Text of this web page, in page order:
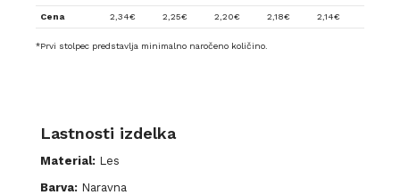
Cena 2,34€ 2,25€ 2,20€ 2,18€ 2,14€
*Prvi stolpec predstavlja minimalno naročeno količino.
Lastnosti izdelka
Material: Les
Barva: Naravna